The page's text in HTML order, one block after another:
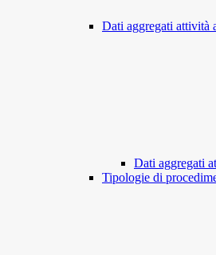
Dati aggregati attività
Dati aggregati
Tipologie di